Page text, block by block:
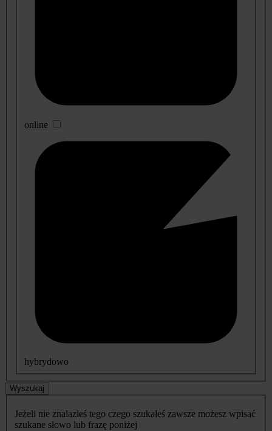
online
hybrydowo
Wyszukaj
Jeżeli nie znalazłeś tego czego szukałeś zawsze możesz wpisać
szukane słowo lub frazę poniżej